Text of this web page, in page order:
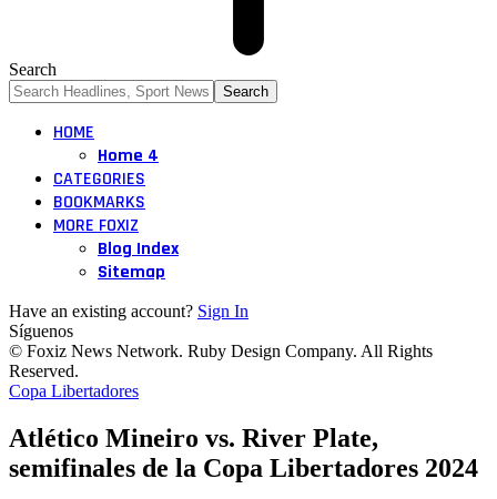
Search
HOME
Home 4
CATEGORIES
BOOKMARKS
MORE FOXIZ
Blog Index
Sitemap
Have an existing account? Sign In
Síguenos
© Foxiz News Network. Ruby Design Company. All Rights
Reserved.
Copa Libertadores
Atlético Mineiro vs. River Plate,
semifinales de la Copa Libertadores 2024